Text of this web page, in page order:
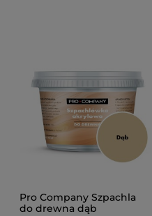
Pro Company Szpachla
do drewna dąb